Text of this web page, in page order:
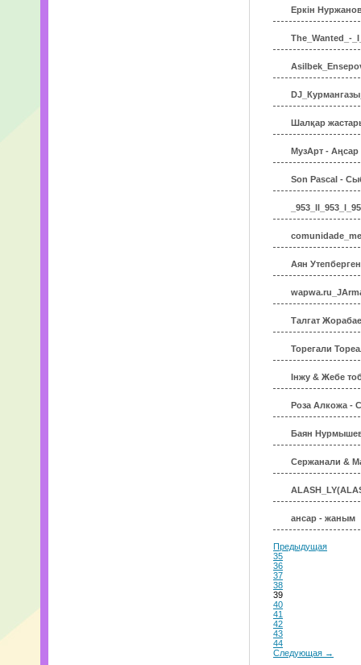
Еркін
The_Wanted_-
Шалқар
МузАрт -
Son Pascal -
Аян
Талгат
Торегали
Інжу & Жебе
Роза Алкожа -
Баян
Сержанали &
ансар - жаным
Предыдущая
35
36
37
38
39
40
41
42
43
44
Следующая →